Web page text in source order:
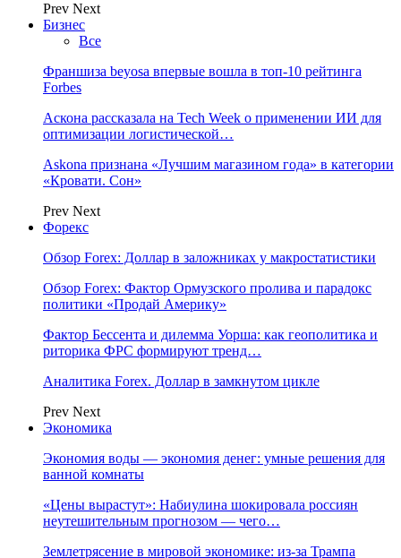
Prev Next
Бизнес
Все
Франшиза beyosa впервые вошла в топ-10 рейтинга
Forbes
Аскона рассказала на Tech Week о применении ИИ для
оптимизации логистической…
Askona признана «Лучшим магазином года» в категории
«Кровати. Сон»
Prev Next
Форекс
Обзор Forex: Доллар в заложниках у макростатистики
Обзор Forex: Фактор Ормузского пролива и парадокс
политики «Продай Америку»
Фактор Бессента и дилемма Уорша: как геополитика и
риторика ФРС формируют тренд…
Аналитика Forex. Доллар в замкнутом цикле
Prev Next
Экономика
Экономия воды — экономия денег: умные решения для
ванной комнаты
«Цены вырастут»: Набиулина шокировала россиян
неутешительным прогнозом — чего…
Землетрясение в мировой экономике: из-за Трампа